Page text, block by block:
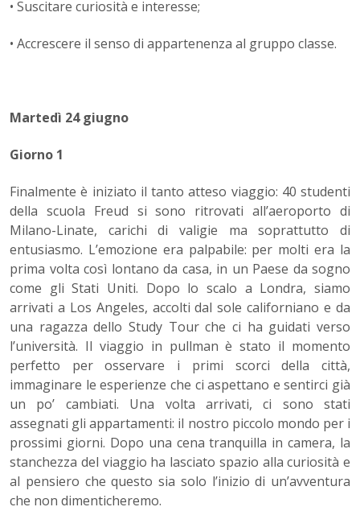
• Suscitare curiosità e interesse;
• Accrescere il senso di appartenenza al gruppo classe.
Martedì 24 giugno
Giorno 1
Finalmente è iniziato il tanto atteso viaggio: 40 studenti
della scuola Freud si sono ritrovati all’aeroporto di
Milano-Linate, carichi di valigie ma soprattutto di
entusiasmo. L’emozione era palpabile: per molti era la
prima volta così lontano da casa, in un Paese da sogno
come gli Stati Uniti. Dopo lo scalo a Londra, siamo
arrivati a Los Angeles, accolti dal sole californiano e da
una ragazza dello Study Tour che ci ha guidati verso
l’università. Il viaggio in pullman è stato il momento
perfetto per osservare i primi scorci della città,
immaginare le esperienze che ci aspettano e sentirci già
un po’ cambiati. Una volta arrivati, ci sono stati
assegnati gli appartamenti: il nostro piccolo mondo per i
prossimi giorni. Dopo una cena tranquilla in camera, la
stanchezza del viaggio ha lasciato spazio alla curiosità e
al pensiero che questo sia solo l’inizio di un’avventura
che non dimenticheremo.